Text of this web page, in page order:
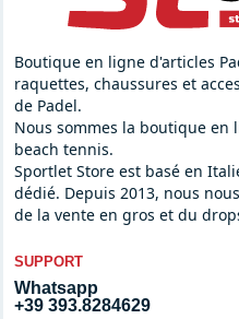
Boutique en ligne d'articles
raquettes, chaussures et
de Padel.
Nous sommes la boutique en
beach tennis.
Sportlet Store est basé en
dédié. Depuis 2013, nous
de la vente en gros et du
SUPPORT
Whatsapp
+39 393.8284629